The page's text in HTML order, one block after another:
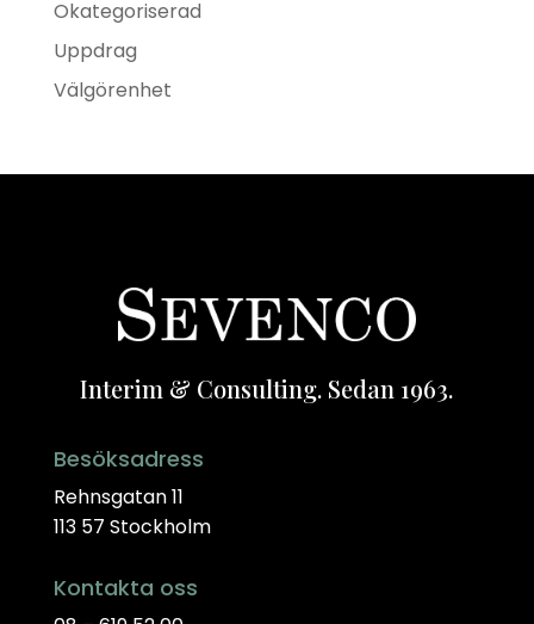
Okategoriserad
Uppdrag
Välgörenhet
Interim & Consulting. Sedan 1963.
Besöksadress
Rehnsgatan 11
113 57 Stockholm
Kontakta oss